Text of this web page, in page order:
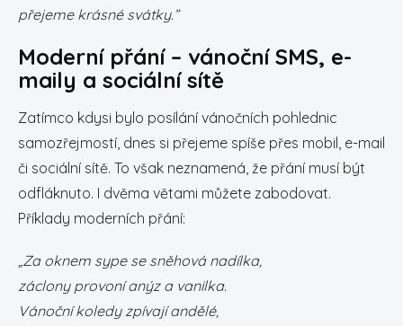
přejeme krásné svátky.”
Moderní přání – vánoční SMS, e-
maily a sociální sítě
Zatímco kdysi bylo posílání vánočních pohlednic
samozřejmostí, dnes si přejeme spíše přes mobil, e-mail
či sociální sítě. To však neznamená, že přání musí být
odfláknuto. I dvěma větami můžete zabodovat.
Příklady moderních přání:
„Za oknem sype se sněhová nadílka,
záclony provoní anýz a vanilka.
Vánoční koledy zpívají andělé,